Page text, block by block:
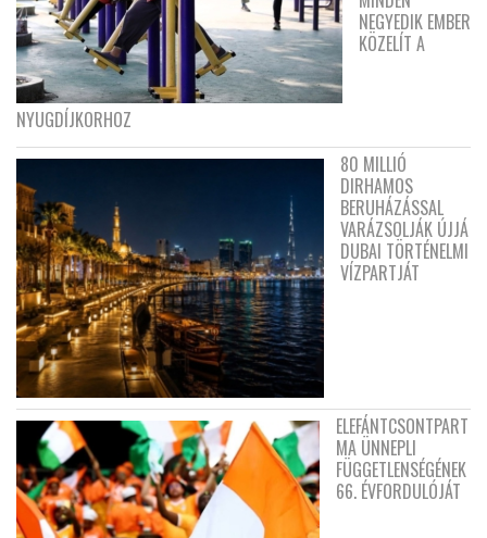
NEGYEDIK EMBER
KÖZELÍT A
NYUGDÍJKORHOZ
80 MILLIÓ
DIRHAMOS
BERUHÁZÁSSAL
VARÁZSOLJÁK ÚJJÁ
DUBAI TÖRTÉNELMI
VÍZPARTJÁT
ELEFÁNTCSONTPART
MA ÜNNEPLI
FÜGGETLENSÉGÉNEK
66. ÉVFORDULÓJÁT